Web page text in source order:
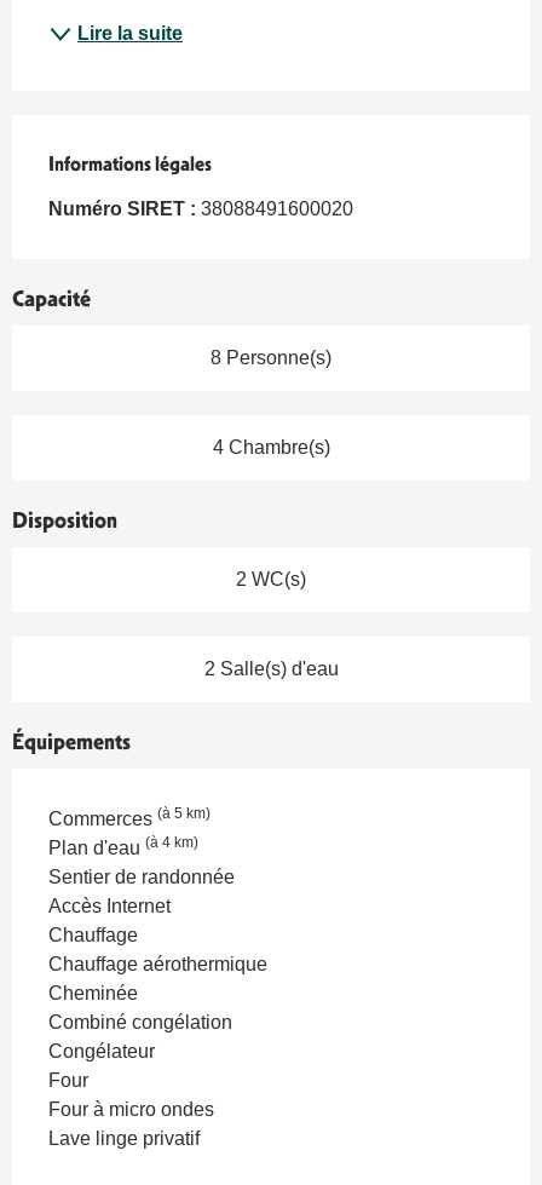
Lire la suite
Informations légales
Informations légales
Numéro SIRET : 38088491600020
Capacité
8 Personne(s)
4 Chambre(s)
Disposition
2 WC(s)
2 Salle(s) d'eau
Équipements
Commerces (à 5 km)
Plan d'eau (à 4 km)
Sentier de randonnée
Accès Internet
Chauffage
Chauffage aérothermique
Cheminée
Combiné congélation
Congélateur
Four
Four à micro ondes
Lave linge privatif